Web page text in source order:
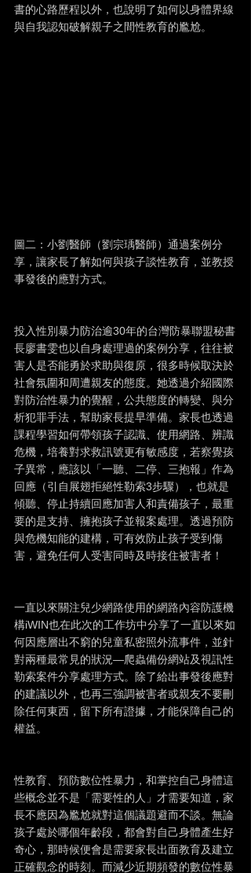
書的心路歷程以外，也說明了如何以身體界線
與自我認知破解親子之間性教育的尷尬。
圖二：小劉醫師（劉宗瑀醫師）通過案例分
享，讓家長了解如何與孩子談性教育，並教授
事發後的應對方式。
投入性別暴力防治逾30年的台灣防暴聯盟秘書
長廖書雯也以自身處理過的案例分享，往往被
害人是否能勇於求助與復原，很多時候取決於
社會氛圍和周遭親友的態度。她透過介紹國際
對防治性暴力的覺醒，公共態度的轉變、與分
析犯罪手法，幫助家長提早準備。家長也透過
課程學習如何帶領孩子認識、使用網路、辨識
危機，培養對求救訊號更有敏感度，若察覺孩
子異常，應該以「一聽、二停、三抱報」作為
回應（引自展翅拒絕性勒索3步驟），也就是
傾聽、停止持續回應加害人和責備孩子，最重
要的是支持、擁抱孩子並報案處理。透過預防
與危機知能的建構，可有效防止孩子受到傷
害，避免任何人受害同時及時接住被害者！
一直以來關注兒少網路使用的網路內容防護機
構iWIN也在此次的工作坊中分享了一直以來如
何因應層出不窮的兒童私密照外流事件，並針
對兩種最常見的狀況—爬蟲備份網站及視訊性
勒索案件分享處理方式。除了給出事發後應對
的建議以外，也再三強調被害者或親友不要刪
除任何東西，留下所有證據，才能保障自己的
權益。
性教育、預防數位性暴力，和掌控自己身體這
些概念並不是「需要性的人」才需要知道，家
長不應因為尷尬就對這個議題避而不談。無論
孩子處於哪個年齡段，都會對自己身體產生好
奇心，那時候便會是需要家長出面教育及建立
正確觀念的時刻。而減少近期頻發的數位性暴